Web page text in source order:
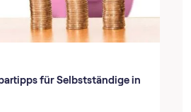
für Selbstständige in